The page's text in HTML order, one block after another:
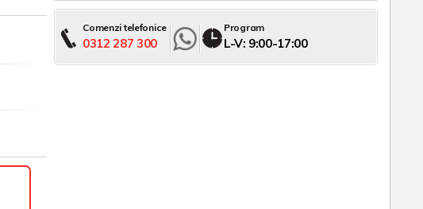
Comenzi telefonice
0312 287 300
Program
L-V: 9:00-17:00